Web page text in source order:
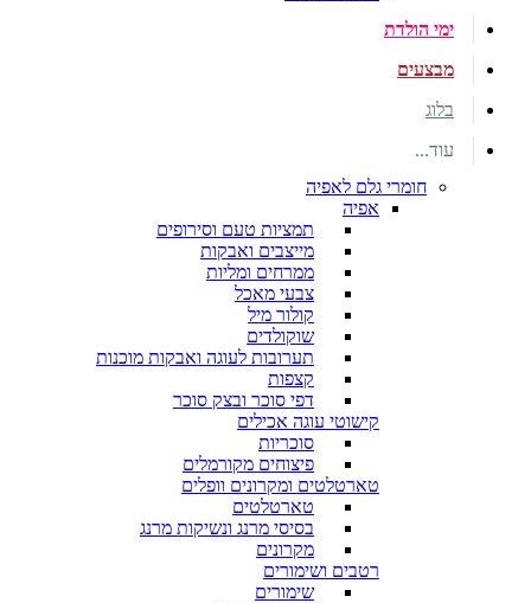
ימי הולדת
מבצעים
בלוג
עוד...
חומרי גלם לאפיה
אפיה
תמציות טעם וסירופים
מייצבים ואבקות
ממרחים ומליות
צבעי מאכל
קולור מיל
שוקולדים
תערובות לעוגה ואבקות מוכנות
קצפות
דפי סוכר ובצק סוכר
קישוטי עוגה אכילים
סוכריות
פיצוחים מקורמלים
טארטלטים ומקרונים וופלים
טארטלטים
בסיסי מרנג ונשיקות מרנג
מקרונים
רטבים ושימורים
שימורים